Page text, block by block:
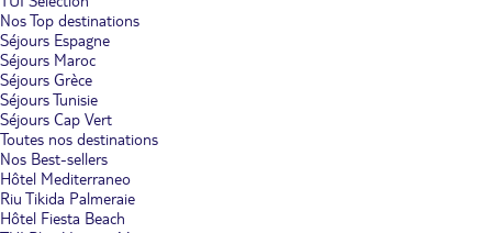
Nos Top destinations
Séjours Espagne
Séjours Maroc
Séjours Grèce
Séjours Tunisie
Séjours Cap Vert
Toutes nos destinations
Nos Best-sellers
Hôtel Mediterraneo
Riu Tikida Palmeraie
Hôtel Fiesta Beach